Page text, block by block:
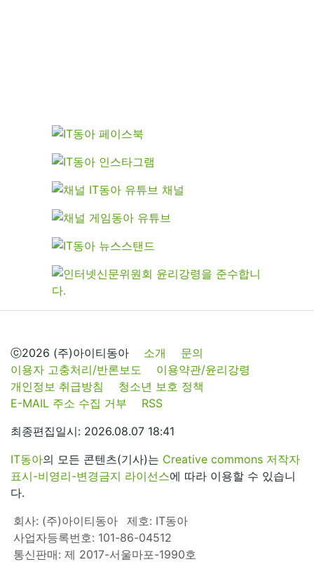
ⓒ2026 (주)아이티동아 소개
문의
이용자 고충처리/반론보도
이용약관/윤리강령
개인정보 취급방침
청소년 보호 정책
E-MAIL 주소 수집 거부
RSS
최종편집일시: 2026.08.07 18:41
IT동아의 모든 콘텐츠(기사)는 Creative commons 저작자
표시-비영리-변경금지 라이선스에 따라 이용할 수 있습니
다.
회사: (주)아이티동아
제호: IT동아
사업자등록번호: 101-86-04512
통신판매: 제 2017-서울마포-1990호